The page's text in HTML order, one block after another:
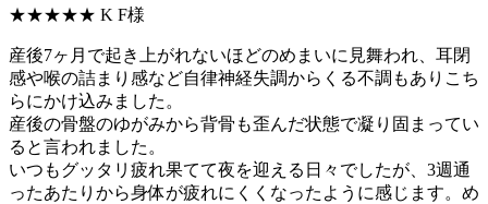
★★★★★ K F様
産後7ヶ月で起き上がれないほどのめまいに見舞われ、耳閉
感や喉の詰まり感など自律神経失調からくる不調もありこち
らにかけ込みました。
産後の骨盤のゆがみから背骨も歪んだ状態で凝り固まってい
ると言われました。
いつもグッタリ疲れ果てて夜を迎える日々でしたが、3週通
ったあたりから身体が疲れにくくなったように感じます。め